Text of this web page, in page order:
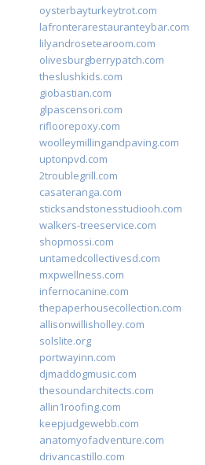
oysterbayturkeytrot.com
lafronterarestauranteybar.com
lilyandrosetearoom.com
olivesburgberrypatch.com
theslushkids.com
giobastian.com
glpascensori.com
rifloorepoxy.com
woolleymillingandpaving.com
uptonpvd.com
2troublegrill.com
casateranga.com
sticksandstonesstudiooh.com
walkers-treeservice.com
shopmossi.com
untamedcollectivesd.com
mxpwellness.com
infernocanine.com
thepaperhousecollection.com
allisonwillisholley.com
solslite.org
portwayinn.com
djmaddogmusic.com
thesoundarchitects.com
allin1roofing.com
keepjudgewebb.com
anatomyofadventure.com
drivancastillo.com